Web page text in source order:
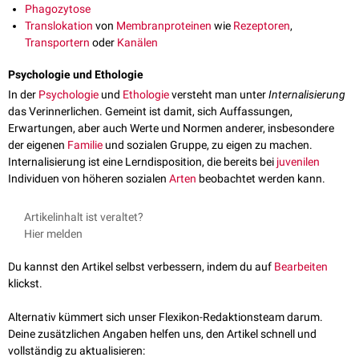
Phagozytose
Translokation von Membranproteinen wie Rezeptoren,
Transportern oder Kanälen
Psychologie und Ethologie
In der Psychologie und Ethologieversteht man unterInternalisierung
das Verinnerlichen. Gemeint ist damit, sich Auffassungen,
Erwartungen, aber auch Werte und Normen anderer, insbesondere
der eigenen Familie und sozialen Gruppe, zu eigen zu machen.
Internalisierung ist eine Lerndisposition, die bereits bei juvenilen
Individuen von höheren sozialen Arten beobachtet werden kann.
Artikelinhalt ist veraltet?
Hier melden
Du kannst den Artikel selbst verbessern, indem du auf Bearbeiten
klickst.
Alternativ kümmert sich unser Flexikon-Redaktionsteam darum.
Deine zusätzlichen Angaben helfen uns, den Artikel schnell und
vollständig zu aktualisieren: